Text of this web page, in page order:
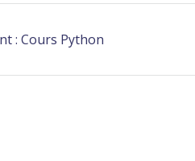
: Cours Python